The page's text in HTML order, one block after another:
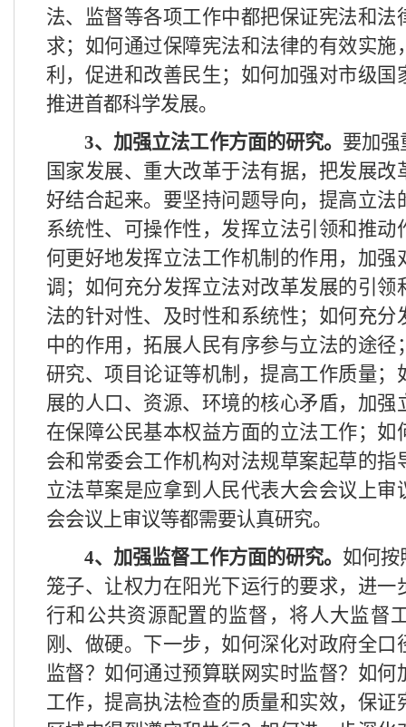
法、监督等各项工作中都把保证宪法和法
求；如何通过保障宪法和法律的有效实施
利，促进和改善民生；如何加强对市级国
推进首都科学发展。
3、加强立法工作方面的研究。 要加强
国家发展、重大改革于法有据，把发展改
好结合起来。要坚持问题导向，提高立法
系统性、可操作性，发挥立法引领和推动
何更好地发挥立法工作机制的作用，加强
调；如何充分发挥立法对改革发展的引领
法的针对性、及时性和系统性；如何充分
中的作用，拓展人民有序参与立法的途径
研究、项目论证等机制，提高工作质量；
展的人口、资源、环境的核心矛盾，加强
在保障公民基本权益方面的立法工作；如
会和常委会工作机构对法规草案起草的指
立法草案是应拿到人民代表大会会议上审
会会议上审议等都需要认真研究。
4、加强监督工作方面的研究。 如何按
笼子、让权力在阳光下运行的要求，进一
行和公共资源配置的监督，将人大监督
刚、做硬。下一步，如何深化对政府全口
监督？如何通过预算联网实时监督？如何
工作，提高执法检查的质量和实效，保证